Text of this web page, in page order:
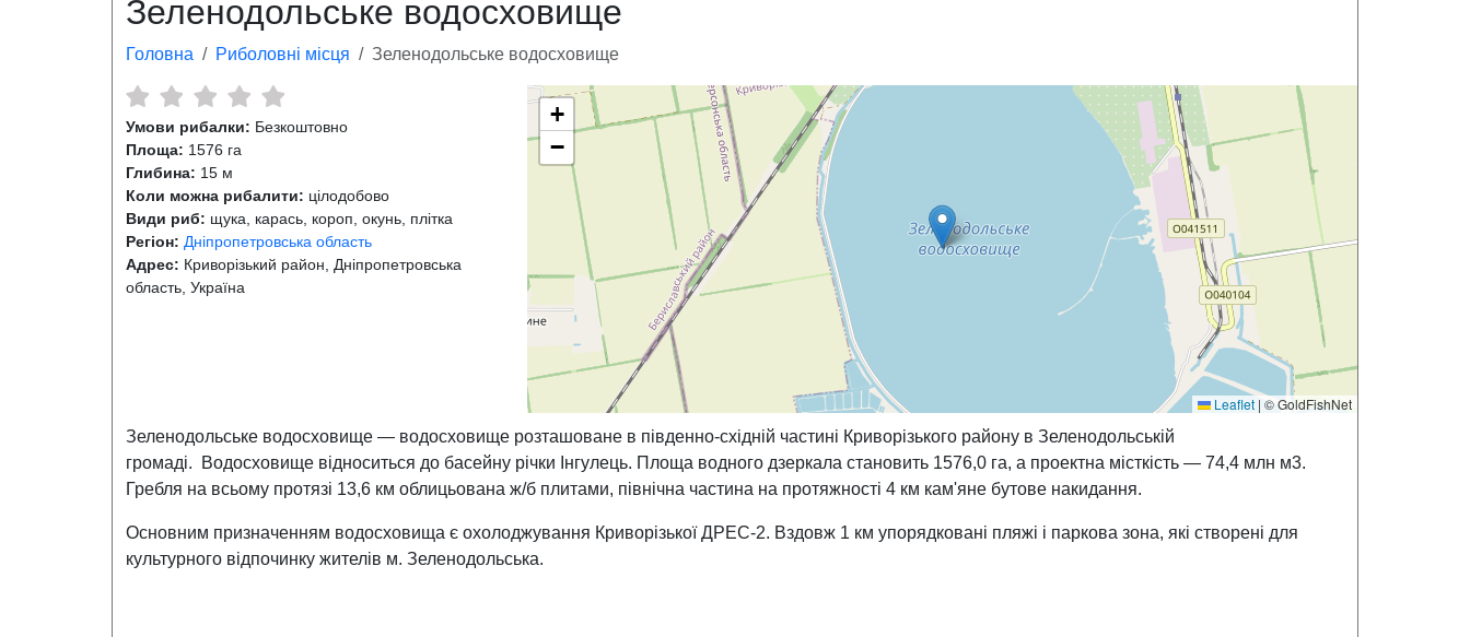
Зеленодольське водосховище
Головна Риболовні місця Зеленодольське водосховище
Умови рибалки: Безкоштовно
Площа: 1576 га
Глибина: 15 м
Коли можна рибалити: цілодобово
Види риб: щука, карась, короп, окунь, плітка
Регіон: Дніпропетровська область
Адрес: Криворізький район, Дніпропетровська
область, Україна
+
−
Leaflet | © GoldFishNet
Зеленодольське водосховище — водосховище розташоване в південно-східній частині Криворізького району в Зеленодольській
громаді. Водосховище відноситься до басейну річки Інгулець. Площа водного дзеркала становить 1576,0 га, а проектна місткість — 74,4 млн м3.
Гребля на всьому протязі 13,6 км облицьована ж/б плитами, північна частина на протяжності 4 км кам'яне бутове накидання.
Основним призначенням водосховища є охолоджування Криворізької ДРЕС-2. Вздовж 1 км упорядковані пляжі і паркова зона, які створені для
культурного відпочинку жителів м. Зеленодольська.